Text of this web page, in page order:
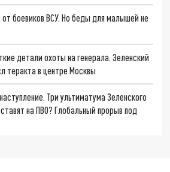
боевиков ВСУ. Но беды для малышей не
детали охоты на генерала. Зеленский
теракта в центре Москвы
Три ультиматума Зеленского
на ПВО? Глобальный прорыв под